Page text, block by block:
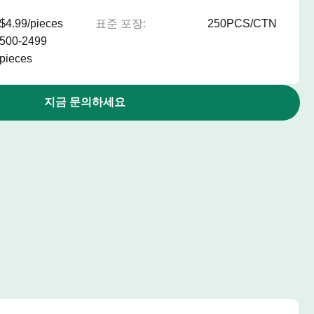
$4.99/pieces
500-2499
pieces
표준 포장: 250PCS/CTN
지금 문의하세요